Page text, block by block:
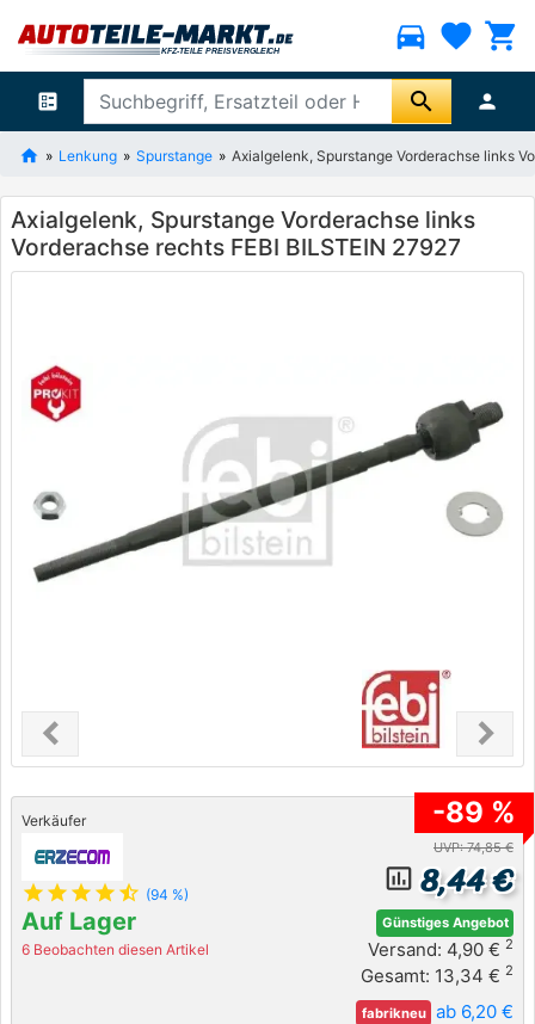
directions_car favorite shopping_cart
ballot search person
Lenkung Spurstange Axialgelenk, Spurstange Vorderachse links
Axialgelenk, Spurstange Vorderachse links
Vorderachse rechts FEBI BILSTEIN 27927
chevron_leftPrevious chevron_right
Next
Verkäufer
star star star star star_half (94 %)
Auf Lager
6 Beobachten diesen Artikel
-89 %
UVP: 74,85 €
insert_chart_outlined 8,44 €
Günstiges Angebot
Versand: 4,90 € 2
Gesamt: 13,34 € 2
fabrikneu ab 6,20 €